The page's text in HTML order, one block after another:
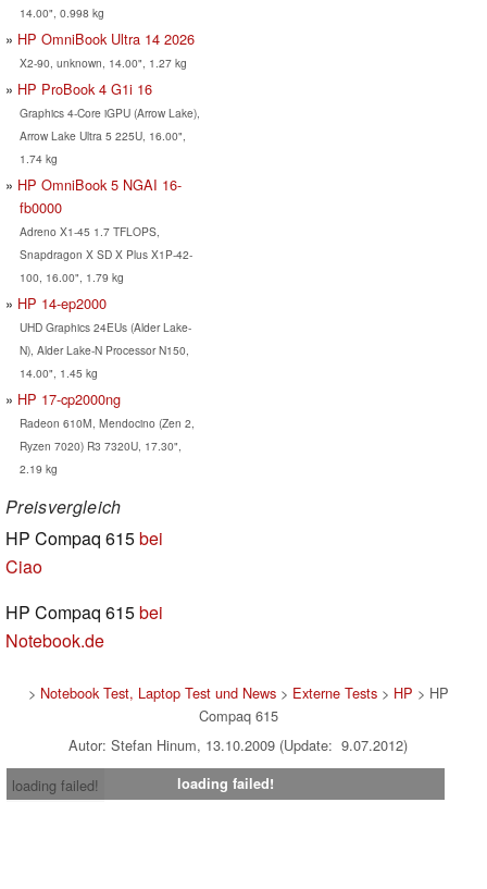
14.00", 0.998 kg
HP OmniBook Ultra 14 2026
X2-90, unknown, 14.00", 1.27 kg
HP ProBook 4 G1i 16
Graphics 4-Core iGPU (Arrow Lake),
Arrow Lake Ultra 5 225U, 16.00",
1.74 kg
HP OmniBook 5 NGAI 16-
fb0000
Adreno X1-45 1.7 TFLOPS,
Snapdragon X SD X Plus X1P-42-
100, 16.00", 1.79 kg
HP 14-ep2000
UHD Graphics 24EUs (Alder Lake-
N), Alder Lake-N Processor N150,
14.00", 1.45 kg
HP 17-cp2000ng
Radeon 610M, Mendocino (Zen 2,
Ryzen 7020) R3 7320U, 17.30",
2.19 kg
Preisvergleich
HP Compaq 615bei
Ciao
HP Compaq 615bei
Notebook.de
> Notebook Test, Laptop Test und News> Externe Tests> HP > HP
Compaq 615
Autor: Stefan Hinum, 13.10.2009 (Update: 9.07.2012)
loading failed!
loading failed!